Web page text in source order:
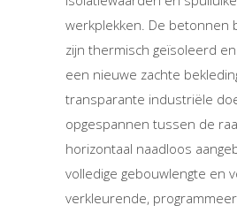
werkplekken. De betonnen
zijn thermisch geïsoleerd
een nieuwe zachte
transparante industriële
opgespannen tussen de
horizontaal naadloos
volledige gebouwlengte en
verkleurende,